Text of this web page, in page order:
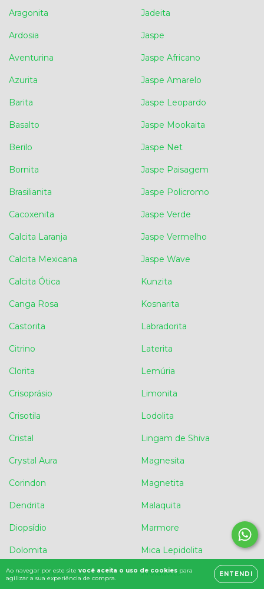
Ao navegar por este site você aceita o uso de cookies para
agilizar a sua experiência de compra.
ENTENDI
Aragonita
Ardosia
Aventurina
Azurita
Barita
Basalto
Berilo
Bornita
Brasilianita
Cacoxenita
Calcita Laranja
Calcita Mexicana
Calcita Ótica
Canga Rosa
Castorita
Citrino
Clorita
Crisoprásio
Crisotila
Cristal
Crystal Aura
Corindon
Dendrita
Diopsídio
Dolomita
Dumortierita
Jadeita
Jaspe
Jaspe Africano
Jaspe Amarelo
Jaspe Leopardo
Jaspe Mookaita
Jaspe Net
Jaspe Paisagem
Jaspe Policromo
Jaspe Verde
Jaspe Vermelho
Jaspe Wave
Kunzita
Kosnarita
Labradorita
Laterita
Lemúria
Limonita
Lodolita
Lingam de Shiva
Magnesita
Magnetita
Malaquita
Marmore
Mica Lepidolita
Moldavita